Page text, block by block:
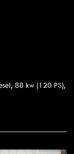
88 kw (120 PS),